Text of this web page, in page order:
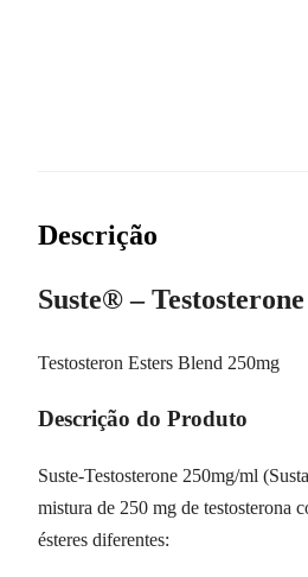
Descrição
Suste® –
Testosteron Esters Blend 250mg
Descrição do Produto
Suste-Testosterone 250mg/ml
mistura de 250 mg de testosterona
ésteres diferentes: